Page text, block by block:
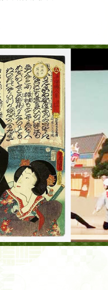
」
んが令和7年9月5日午前7時
申し上げます。
元節・清元節保存会 夏季研
館ホール（4F） 入場無料
太夫主催 KIYOMOTO ガラ